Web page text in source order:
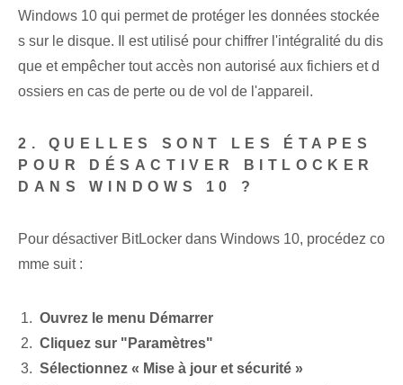
Windows 10 qui permet de protéger les données stockée
s sur le disque. Il est utilisé pour chiffrer l'intégralité du dis
que et empêcher tout accès non autorisé aux fichiers et d
ossiers en cas de perte ou de vol de l'appareil.
2. QUELLES SONT LES ÉTAPES
POUR DÉSACTIVER BITLOCKER
DANS WINDOWS 10 ?
Pour désactiver BitLocker dans Windows 10, procédez co
mme suit :
Ouvrez le menu Démarrer
Cliquez sur "Paramètres"
Sélectionnez « Mise à jour et sécurité »